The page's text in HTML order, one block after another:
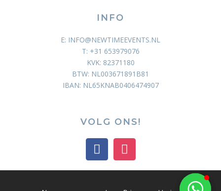
INFO
E: INFO@NEWTIMEEVENTS.NL
T: +31 653979076
KVK: 82371180
BTW: NL003671891B81
IBAN: NL65KNAB0406474907
VOLG ONS!